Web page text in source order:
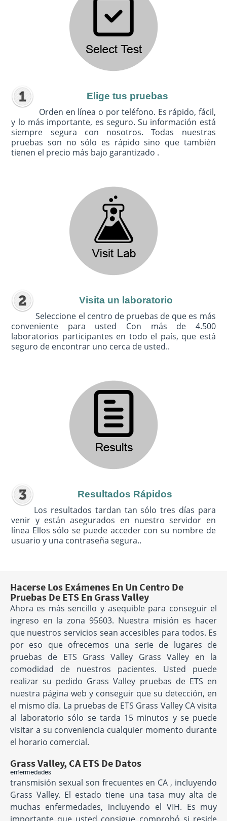
Elige tus pruebas
Orden en línea o por teléfono. Es rápido, fácil,
y lo más importante, es seguro. Su información está
siempre segura con nosotros. Todas nuestras
pruebas son no sólo es rápido sino que también
tienen el precio más bajo garantizado .
Visita un laboratorio
Seleccione el centro de pruebas de que es más
conveniente para usted Con más de 4.500
laboratorios participantes en todo el país, que está
seguro de encontrar uno cerca de usted..
Resultados Rápidos
Los resultados tardan tan sólo tres días para
venir y están asegurados en nuestro servidor en
línea Ellos sólo se puede acceder con su nombre de
usuario y una contraseña segura..
Hacerse Los Exámenes En Un Centro De
Pruebas De ETS En Grass Valley
Ahora es más sencillo y asequible para conseguir el
ingreso en la zona 95603. Nuestra misión es hacer
que nuestros servicios sean accesibles para todos. Es
por eso que ofrecemos una serie de lugares de
pruebas de ETS Grass Valley Grass Valley en la
comodidad de nuestros pacientes. Usted puede
realizar su pedido Grass Valley pruebas de ETS en
nuestra página web y conseguir que su detección, en
el mismo día. La pruebas de ETS Grass Valley CA visita
al laboratorio sólo se tarda 15 minutos y se puede
visitar a su conveniencia cualquier momento durante
el horario comercial.
Grass Valley, CA ETS De Datos
enfermedades
transmisión sexual son frecuentes en CA , incluyendo
Grass Valley. El estado tiene una tasa muy alta de
muchas enfermedades, incluyendo el VIH. Es muy